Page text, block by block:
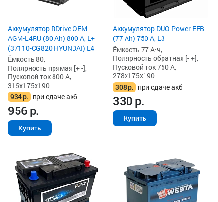
Аккумулятор RDrive OEM
AGM-L4RU (80 Ah) 800 А, L+
(37110-CG820 HYUNDAI) L4
Ёмкость 80,
Полярность прямая [+ -],
Пусковой ток 800 А,
315x175x190
934р. при сдаче акб
956р.
Купить
Аккумулятор DUO Power EFB
(77 Ah) 750 А, L3
Ёмкость 77 А·ч,
Полярность обратная [- +],
Пусковой ток 750 А,
278x175x190
308р. при сдаче акб
330р.
Купить